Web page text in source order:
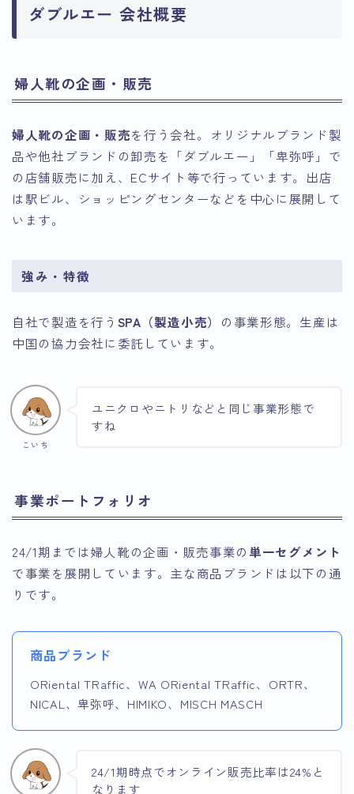
ダブルエー 会社概要
婦人靴の企画・販売
婦人靴の企画・販売を行う会社。オリジナルブランド製
品や他社ブランドの卸売を「ダブルエー」「卑弥呼」で
の店舗販売に加え、ECサイト等で行っています。出店
は駅ビル、ショッピングセンターなどを中心に展開して
います。
強み・特徴
自社で製造を行う SPA（製造小売） の事業形態。生産は
中国の協力会社に委託しています。
こいち
ユニクロやニトリなどと同じ事業形態で
すね
事業ポートフォリオ
24/1期までは婦人靴の企画・販売事業の 単一セグメント
で事業を展開しています。主な商品ブランドは以下の通
りです。
商品ブランド
ORiental TRaffic、WA ORiental TRaffic、ORTR、
NICAL、卑弥呼、HIMIKO、MISCH MASCH
24/1期時点でオンライン販売比率は24%と
なります